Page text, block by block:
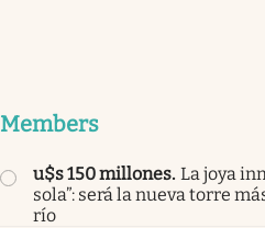
Members
u$s 150 millones. La joya
sola”: será la nueva torre
río